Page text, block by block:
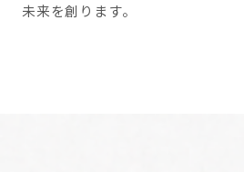
未来を創ります。